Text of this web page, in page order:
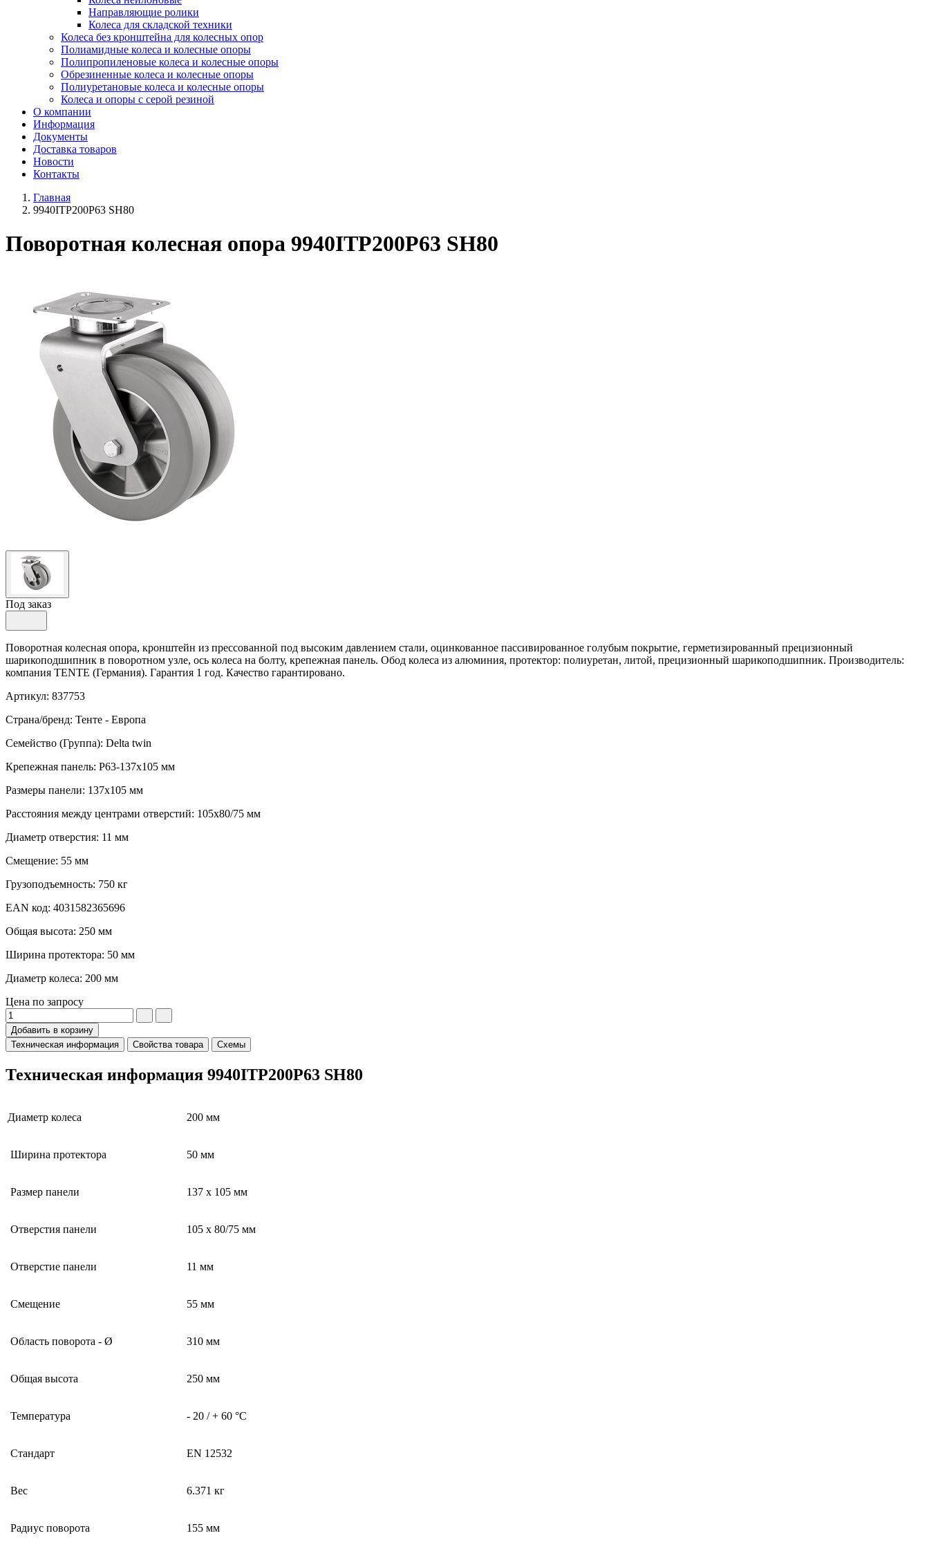
Направляющие ролики
Колеса для складской техники
Колеса без кронштейна для колесных опор
Полиамидные колеса и колесные опоры
Полипропиленовые колеса и колесные опоры
Обрезиненные колеса и колесные опоры
Полиуретановые колеса и колесные опоры
Колеса и опоры с серой резиной
О компании
Информация
Документы
Доставка товаров
Новости
Контакты
Главная
9940ITP200P63 SH80
Поворотная колесная опора 9940ITP200P63 SH80
Под заказ
Поворотная колесная опора, кронштейн из прессованной под высоким давлением стали, оцинкованное пассивированное голубым покрытие, герметизированный прецизионный
шарикоподшипник в поворотном узле, ось колеса на болту, крепежная панель. Обод колеса из алюминия, протектор: полиуретан, литой, прецизионный шарикоподшипник. Производитель:
компания TENTE (Германия). Гарантия 1 год. Качество гарантировано.
Артикул: 837753
Страна/бренд: Тенте - Европа
Семейство (Группа): Delta twin
Крепежная панель: P63-137x105 мм
Размеры панели: 137x105 мм
Расстояния между центрами отверстий: 105x80/75 мм
Диаметр отверстия: 11 мм
Смещение: 55 мм
Грузоподъемность: 750 кг
EAN код: 4031582365696
Общая высота: 250 мм
Ширина протектора: 50 мм
Диаметр колеса: 200 мм
Цена по запросу
Добавить в корзину
Техническая информация
Свойства товара Схемы
Техническая информация 9940ITP200P63 SH80
Диаметр колеса 200 мм
Ширина протектора 50 мм
Размер панели 137 x 105 мм
Отверстия панели 105 x 80/75 мм
Отверстие панели 11 мм
Смещение 55 мм
Область поворота - Ø 310 мм
Общая высота 250 мм
Температура - 20 / + 60 °C
Стандарт EN 12532
Вес 6.371 кг
Радиус поворота 155 мм